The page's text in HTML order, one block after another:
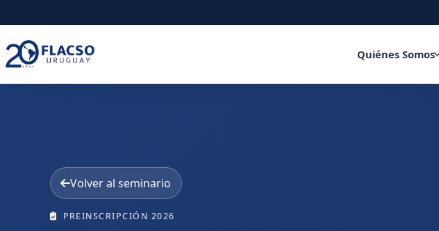
al
contenido
principal
al
contenido
Quiénes Somos
Volver al seminario
PREINSCRIPCIÓN 2026